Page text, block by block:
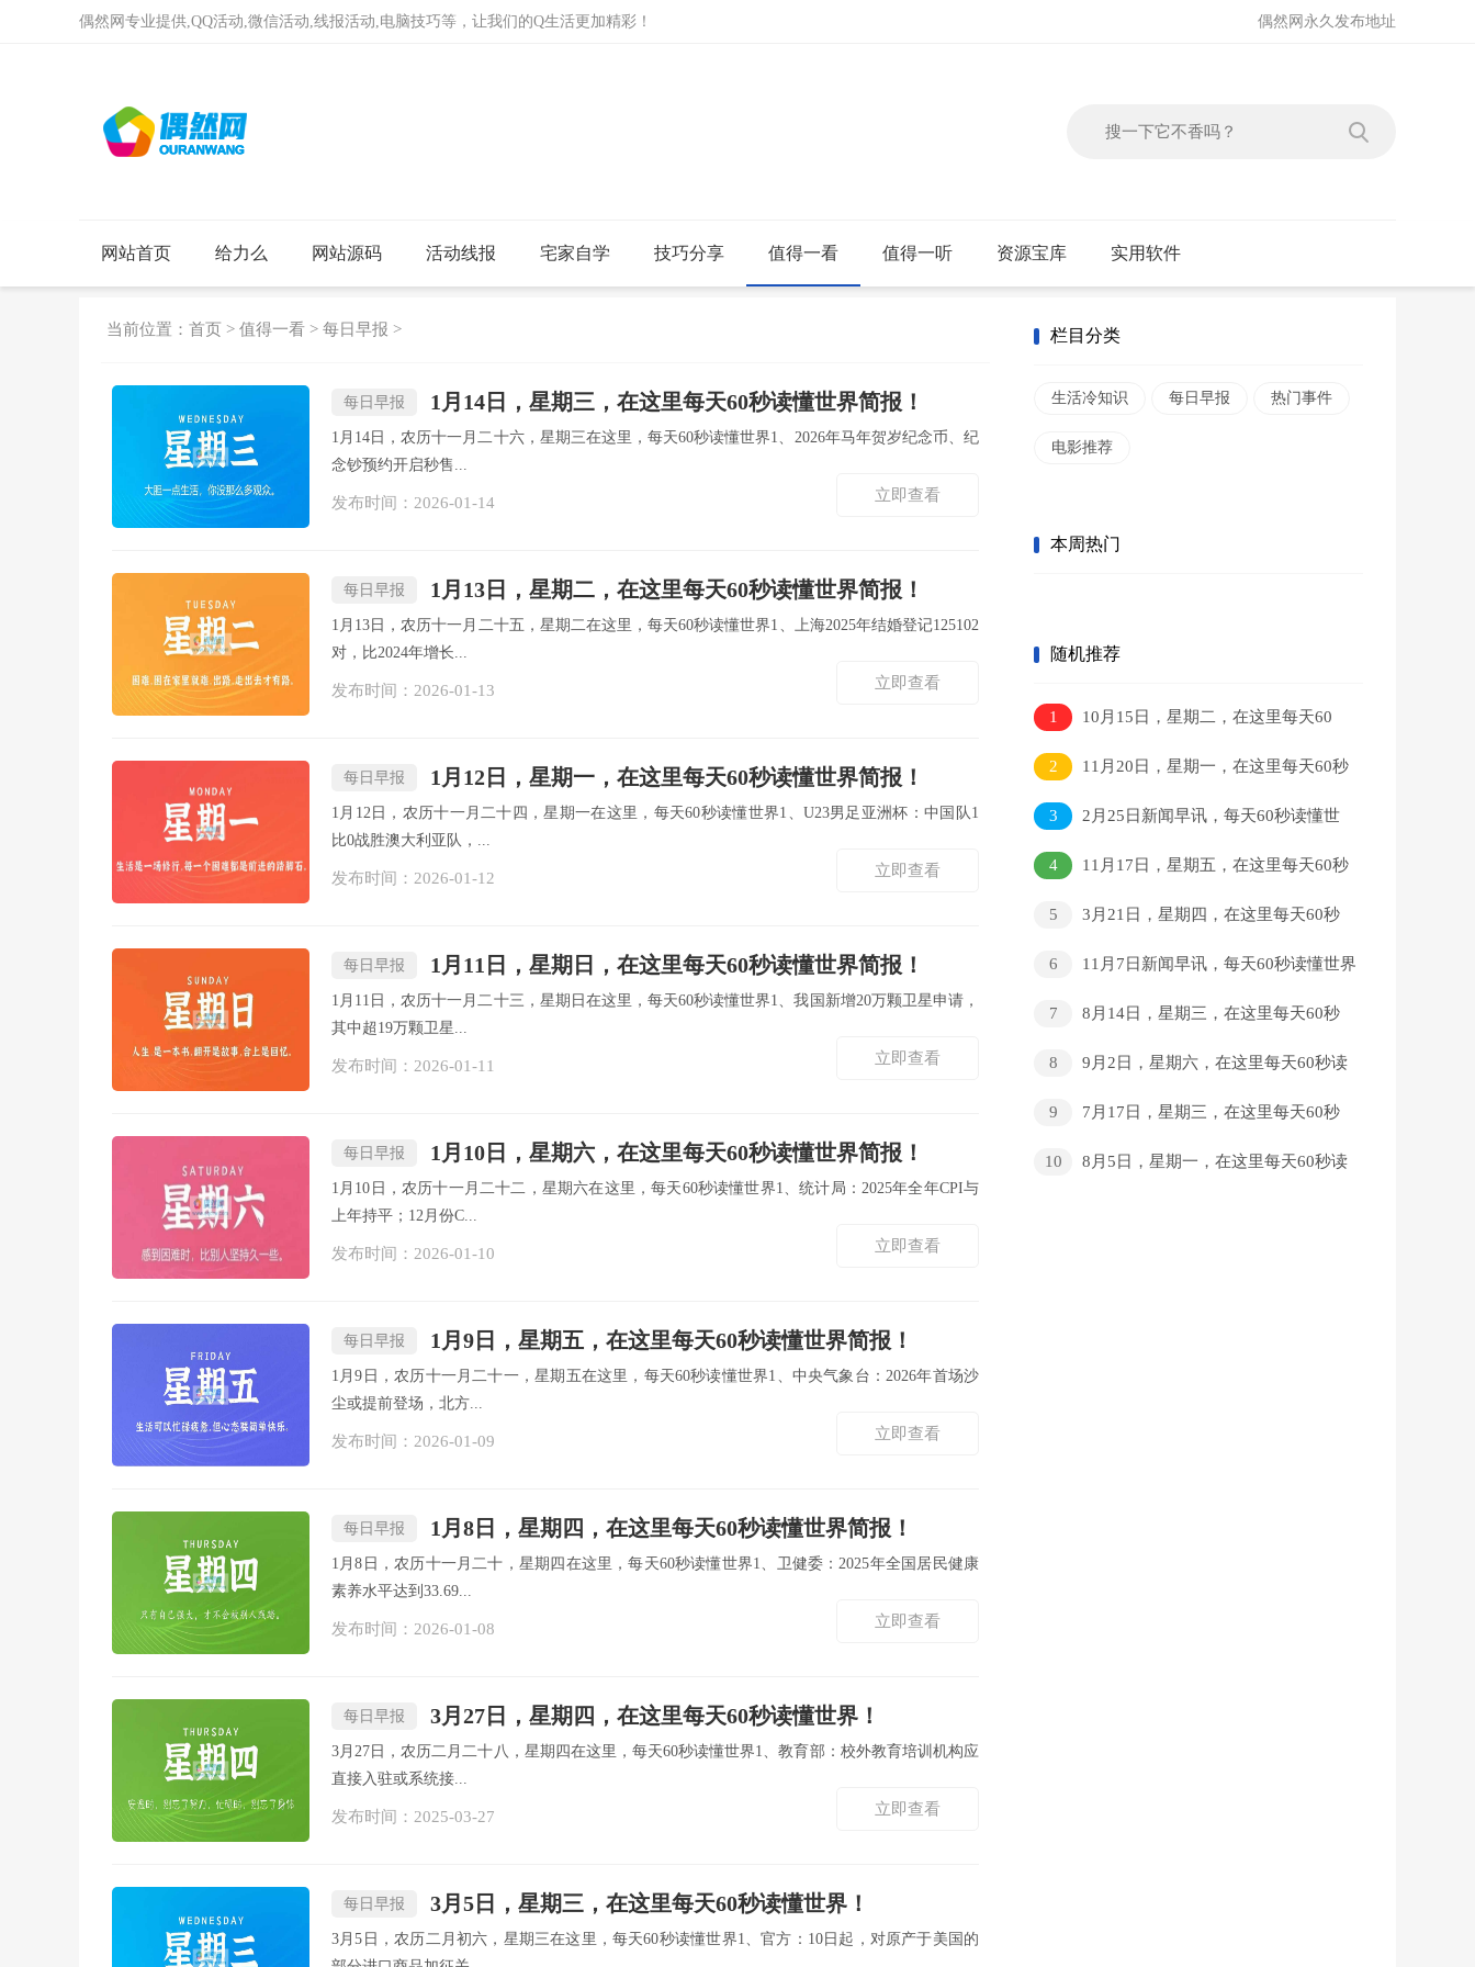
偶然网专业提供,QQ活动,微信活动,线报活动,电脑技巧等，让我们的Q生活更加精彩！ 偶然网永久发布地址
网站首页 给力么 网站源码 活动线报 宅家自学 技巧分享 值得一看 值得一听 资源宝库 实用软件
当前位置： 首页 > 值得一看 > 每日早报 >
每日早报 1月14日，星期三，在这里每天60秒读懂世界简报！
1月14日，农历十一月二十六，星期三在这里，每天60秒读懂世界1、2026年马年贺岁纪念币、纪
念钞预约开启秒售...
发布时间：2026-01-14 立即查看
每日早报 1月13日，星期二，在这里每天60秒读懂世界简报！
1月13日，农历十一月二十五，星期二在这里，每天60秒读懂世界1、上海2025年结婚登记125102
对，比2024年增长...
发布时间：2026-01-13 立即查看
每日早报 1月12日，星期一，在这里每天60秒读懂世界简报！
1月12日，农历十一月二十四，星期一在这里，每天60秒读懂世界1、U23男足亚洲杯：中国队1
比0战胜澳大利亚队，...
发布时间：2026-01-12 立即查看
每日早报 1月11日，星期日，在这里每天60秒读懂世界简报！
1月11日，农历十一月二十三，星期日在这里，每天60秒读懂世界1、我国新增20万颗卫星申请，
其中超19万颗卫星...
发布时间：2026-01-11 立即查看
每日早报 1月10日，星期六，在这里每天60秒读懂世界简报！
1月10日，农历十一月二十二，星期六在这里，每天60秒读懂世界1、统计局：2025年全年CPI与
上年持平；12月份C...
发布时间：2026-01-10 立即查看
每日早报 1月9日，星期五，在这里每天60秒读懂世界简报！
1月9日，农历十一月二十一，星期五在这里，每天60秒读懂世界1、中央气象台：2026年首场沙
尘或提前登场，北方...
发布时间：2026-01-09 立即查看
每日早报 1月8日，星期四，在这里每天60秒读懂世界简报！
1月8日，农历十一月二十，星期四在这里，每天60秒读懂世界1、卫健委：2025年全国居民健康
素养水平达到33.69...
发布时间：2026-01-08 立即查看
每日早报 3月27日，星期四，在这里每天60秒读懂世界！
3月27日，农历二月二十八，星期四在这里，每天60秒读懂世界1、教育部：校外教育培训机构应
直接入驻或系统接...
发布时间：2025-03-27 立即查看
每日早报 3月5日，星期三，在这里每天60秒读懂世界！
3月5日，农历二月初六，星期三在这里，每天60秒读懂世界1、官方：10日起，对原产于美国的
栏目分类
生活冷知识 每日早报 热门事件
电影推荐
本周热门
随机推荐
1
10月15日，星期二，在这里每天60
秒读懂世界！
2
11月20日，星期一，在这里每天60秒
读懂世界！
3
2月25日新闻早讯，每天60秒读懂世
界
4
11月17日，星期五，在这里每天60秒
5
3月21日，星期四，在这里每天60秒
6
11月7日新闻早讯，每天60秒读懂世界
7
8月14日，星期三，在这里每天60秒
8
9月2日，星期六，在这里每天60秒读
9
7月17日，星期三，在这里每天60秒
10
8月5日，星期一，在这里每天60秒读